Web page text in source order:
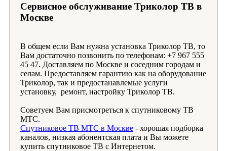
Сервисное обслуживание Триколор ТВ в
Москве
В общем если Вам нужна установка Триколор ТВ, то
Вам достаточно позвонить по телефонам: +7 967 555
45 47. Доставляем по Москве и соседним городам и
селам. Предоставляем гарантию как на оборудование
Триколор, так и предостанавлемые услуги
установку, ремонт, настройку Триколор ТВ.
Советуем Вам присмотреться к спутниковому ТВ
МТС.
Спутниковое ТВ МТС в Москве - хорошая подборка
каналов, низкая абонентская плата и Вы можете
купить спутниковое ТВ с Интернетом.